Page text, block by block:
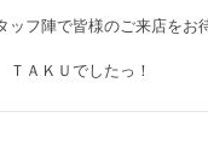
ッフ陣で皆様のご来店をお
ＡＫＵでしたっ！